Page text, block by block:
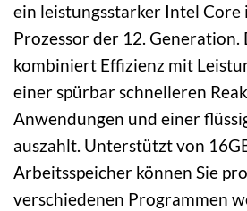
ein leistungsstarker Intel
Prozessor der 12. Generation.
kombiniert Effizienz mit
einer spürbar schnelleren
Anwendungen und einer
auszahlt. Unterstützt von
Arbeitsspeicher können Sie
verschiedenen Programmen